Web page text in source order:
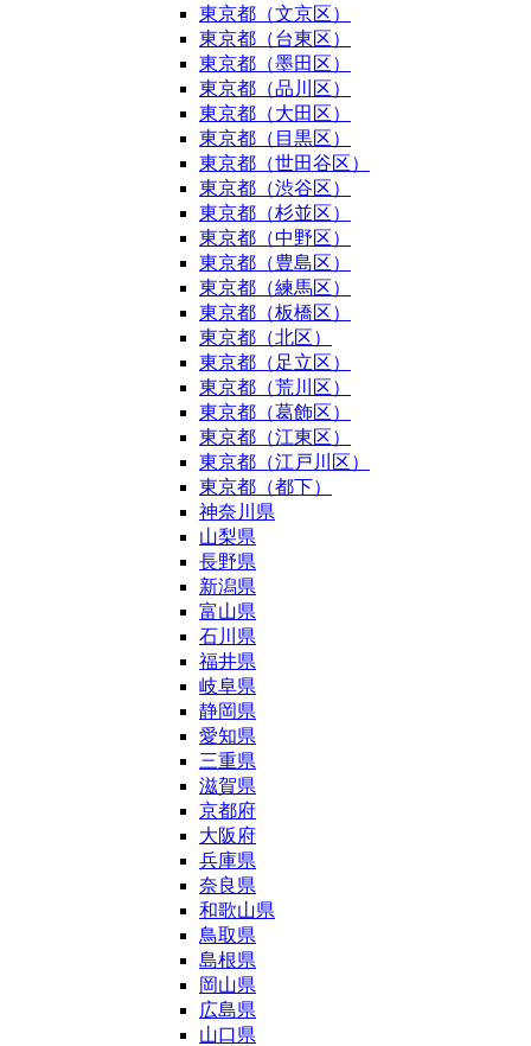
東京都（文京区）
東京都（台東区）
東京都（墨田区）
東京都（品川区）
東京都（大田区）
東京都（目黒区）
東京都（世田谷区）
東京都（渋谷区）
東京都（杉並区）
東京都（中野区）
東京都（豊島区）
東京都（練馬区）
東京都（板橋区）
東京都（北区）
東京都（足立区）
東京都（荒川区）
東京都（葛飾区）
東京都（江東区）
東京都（江戸川区）
東京都（都下）
神奈川県
山梨県
長野県
新潟県
富山県
石川県
福井県
岐阜県
静岡県
愛知県
三重県
滋賀県
京都府
大阪府
兵庫県
奈良県
和歌山県
鳥取県
島根県
岡山県
広島県
山口県